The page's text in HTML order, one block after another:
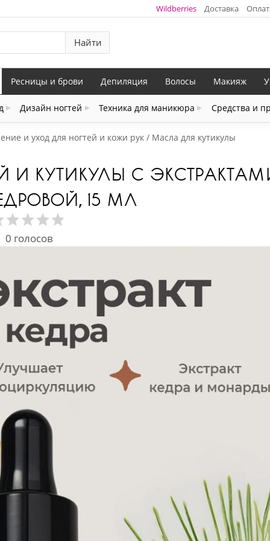
Wildberries Доставка
Найти
Дизайн ногтей Техника для маникюра Средства и
Ресницы и брови Депиляция Волосы Макияж
и уход для ногтей и кожи рук Масла для кутикулы
И КУТИКУЛЫ С
15 МЛ
0 голосов